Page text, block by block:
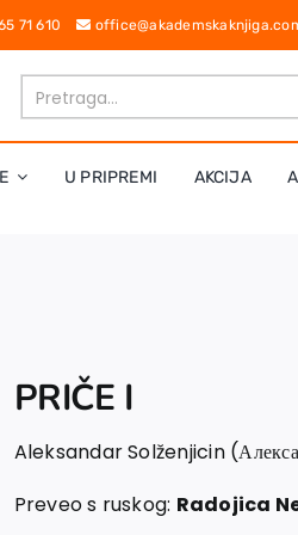
65 71 610
U PRIPREMI AKCIJA
PRIČE I
Aleksandar Solženjicin
Preveo s ruskog: Radojica